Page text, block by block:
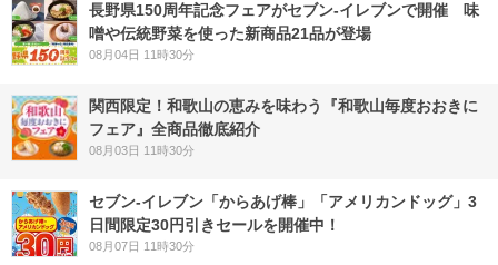
長野県150周年記念フェアがセブン-イレブンで開催 味
噌や伝統野菜を使った新商品21品が登場
08月04日 11時30分
関西限定！和歌山の恵みを味わう『和歌山毎度おおきに
フェア』全商品徹底紹介
08月03日 11時30分
セブン‐イレブン「からあげ棒」「アメリカンドッグ」3
日間限定30円引きセールを開催中！
08月07日 11時30分